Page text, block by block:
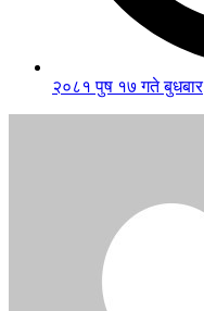
२०८१ पुष १७ गते बुधबार